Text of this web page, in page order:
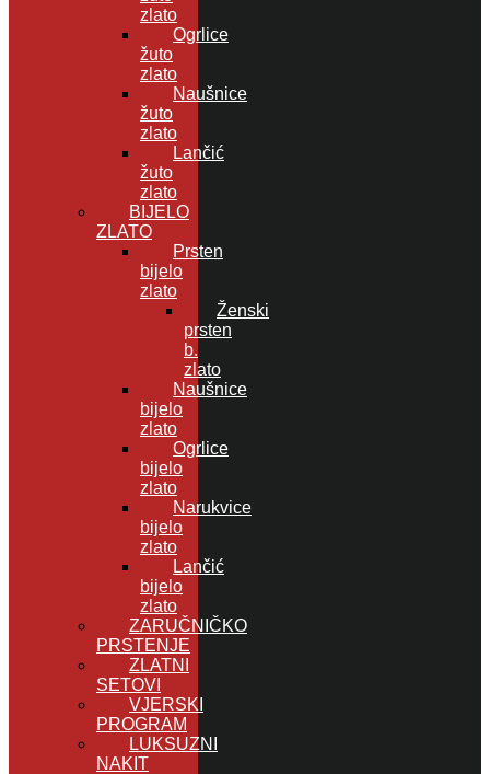
zlato
Ogrlice
žuto
zlato
Naušnice
žuto
zlato
Lančić
žuto
zlato
BIJELO
ZLATO
Prsten
bijelo
zlato
Ženski
prsten
b.
zlato
Naušnice
bijelo
zlato
Ogrlice
bijelo
zlato
Narukvice
bijelo
zlato
Lančić
bijelo
zlato
ZARUČNIČKO
PRSTENJE
ZLATNI
SETOVI
VJERSKI
PROGRAM
LUKSUZNI
NAKIT